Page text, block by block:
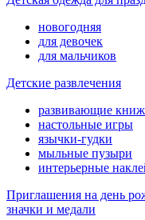
новогодняя
для девочек
для мальчиков
Детские развлечения
развивающие
настольные игры
язычки-гудки
мыльные пузыри
интерьерные
Приглашения на день
значки и медали